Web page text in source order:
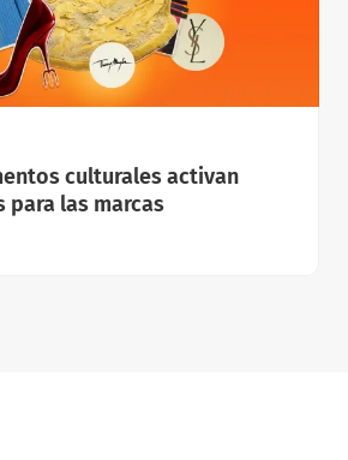
culturales activan
las marcas